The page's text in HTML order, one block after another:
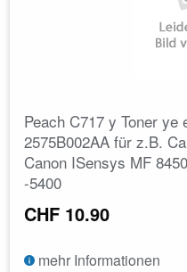
Peach C717 y Toner
2575B002AA für z.B.
Canon ISensys MF
-5400
CHF 10.90
mehr Informationen